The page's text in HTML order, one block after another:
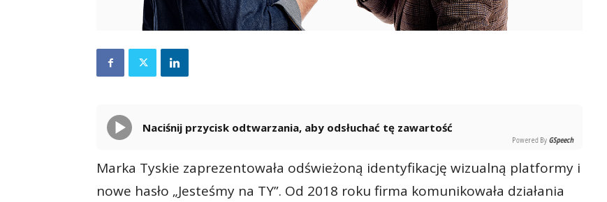
Naciśnij przycisk odtwarzania, aby odsłuchać tę zawartość
Powered By GSpeech
Marka Tyskie zaprezentowała odświeżoną identyfikację wizualną platformy i
nowe hasło „Jesteśmy na TY”. Od 2018 roku firma komunikowała działania